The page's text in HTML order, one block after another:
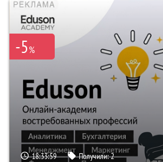
-5%
18:33:59 Получили:2